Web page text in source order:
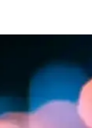
ve
Seçenekleri